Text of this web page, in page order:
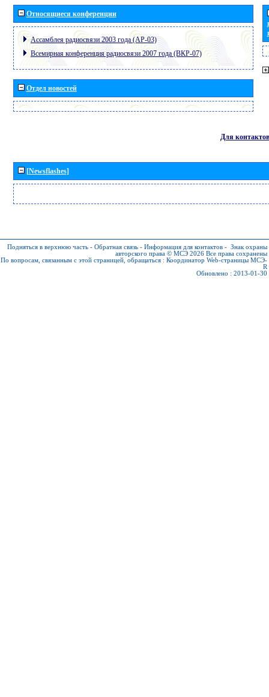
Относящиеся конференции
Ассамблея радиосвязи 2003 года (АР-03)
Всемирная конференция радиосвязи 2007 года (ВКР-07)
Отдел новостей
Для контактов
[Newsflashes]
Подняться в верхнюю часть - Обратная связь - Информация для контактов - Знак охраны
авторского права © МСЭ 2026 Все права сохранены
По вопросам, связанным с этой страницей, обращаться : Координатор Web-страницы МСЭ-
R
Обновлено : 2013-01-30